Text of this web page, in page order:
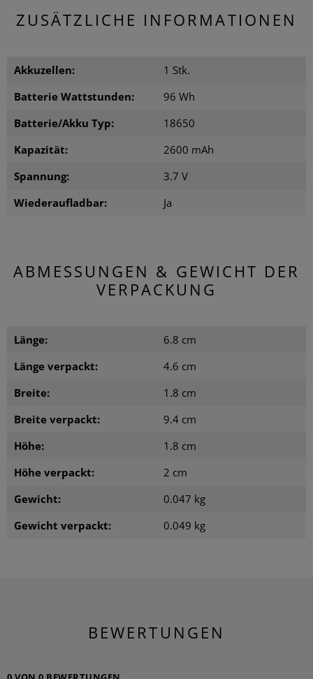
ZUSÄTZLICHE INFORMATIONEN
Akkuzellen:
1 Stk.
Batterie Wattstunden:
96 Wh
Batterie/Akku Typ:
18650
Kapazität:
2600 mAh
Spannung:
3.7 V
Wiederaufladbar:
Ja
ABMESSUNGEN & GEWICHT DER
VERPACKUNG
Länge:
6.8 cm
Länge verpackt:
4.6 cm
Breite:
1.8 cm
Breite verpackt:
9.4 cm
Höhe:
1.8 cm
Höhe verpackt:
2 cm
Gewicht:
0.047 kg
Gewicht verpackt:
0.049 kg
BEWERTUNGEN